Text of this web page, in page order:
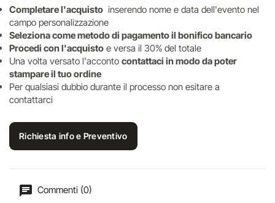
Completare l'acquisto inserendo nome e data dell'evento nel
campo personalizzazione
Seleziona come metodo di pagamento il bonifico bancario
Procedi con l'acquisto e versa il 30% del totale
Una volta versato l'acconto contattaci in modo da poter
stampare il tuo ordine
Per qualsiasi dubbio durante il processo non esitare a
contattarci
Richiesta info e Preventivo
Commenti (0)